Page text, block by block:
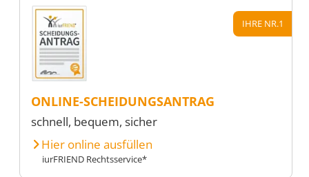
IHRE NR.1
ONLINE-SCHEIDUNGSANTRAG
schnell, bequem, sicher
Hier online ausfüllen
iurFRIEND Rechtsservice*